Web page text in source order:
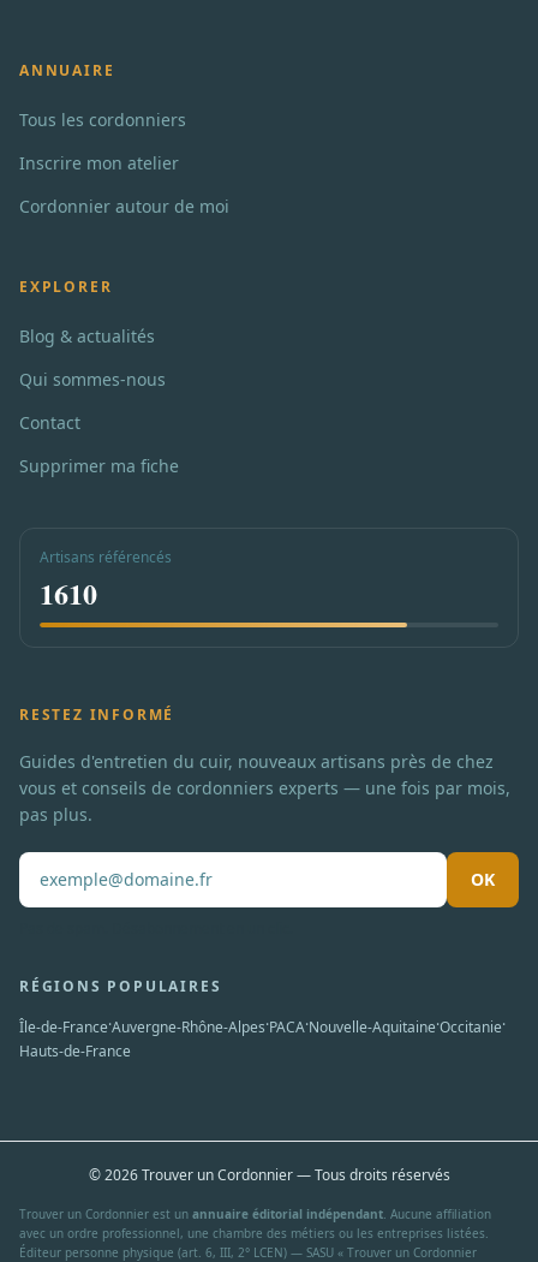
ANNUAIRE
Tous les cordonniers
Inscrire mon atelier
Cordonnier autour de moi
EXPLORER
Blog & actualités
Qui sommes-nous
Contact
Supprimer ma fiche
Artisans référencés
1610
RESTEZ INFORMÉ
Guides d'entretien du cuir, nouveaux artisans près de chez
vous et conseils de cordonniers experts — une fois par mois,
pas plus.
OK
RÉGIONS POPULAIRES
Île-de-France·Auvergne-Rhône-Alpes·PACA·Nouvelle-Aquitaine·Occitanie·
Hauts-de-France
© 2026 Trouver un Cordonnier — Tous droits réservés
Trouver un Cordonnier est un annuaire éditorial indépendant. Aucune affiliation
avec un ordre professionnel, une chambre des métiers ou les entreprises listées.
Éditeur personne physique (art. 6, III, 2° LCEN) — SASU « Trouver un Cordonnier